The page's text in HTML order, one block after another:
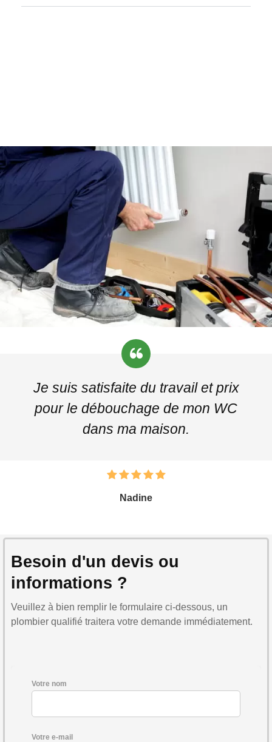
Je suis satisfaite du travail et prix
pour le débouchage de mon WC
dans ma maison.
Nadine
Besoin d'un devis ou
informations ?
Veuillez à bien remplir le formulaire ci-dessous, un
plombier qualifié traitera votre demande immédiatement.
Votre nom
Votre e-mail